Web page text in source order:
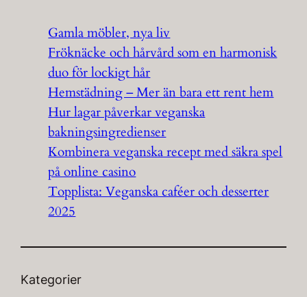
Gamla möbler, nya liv
Fröknäcke och hårvård som en harmonisk
duo för lockigt hår
Hemstädning – Mer än bara ett rent hem
Hur lagar påverkar veganska
bakningsingredienser
Kombinera veganska recept med säkra spel
på online casino
Topplista: Veganska caféer och desserter
2025
Kategorier